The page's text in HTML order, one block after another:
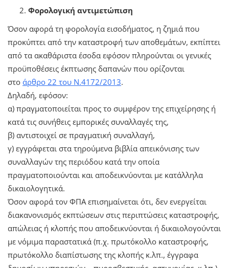
Φορολογική αντιμετώπιση
Όσον αφορά τη φορολογία εισοδήματος, η ζημιά που
προκύπτει από την καταστροφή των αποθεμάτων, εκπίπτει
από τα ακαθάριστα έσοδα εφόσον πληρούνται οι γενικές
προϋποθέσεις έκπτωσης δαπανών που ορίζονται
στο άρθρο 22 του Ν.4172/2013.
Δηλαδή, εφόσον:
α) πραγματοποιείται προς το συμφέρον της επιχείρησης ή
κατά τις συνήθεις εμπορικές συναλλαγές της,
β) αντιστοιχεί σε πραγματική συναλλαγή,
γ) εγγράφεται στα τηρούμενα βιβλία απεικόνισης των
συναλλαγών της περιόδου κατά την οποία
πραγματοποιούνται και αποδεικνύονται με κατάλληλα
δικαιολογητικά.
Όσον αφορά τον ΦΠΑ επισημαίνεται ότι, δεν ενεργείται
διακανονισμός εκπτώσεων στις περιπτώσεις καταστροφής,
απώλειας ή κλοπής που αποδεικνύονται ή δικαιολογούνται
με νόμιμα παραστατικά (π.χ. πρωτόκολλο καταστροφής,
πρωτόκολλο διαπίστωσης της κλοπής κ.λπ., έγγραφα